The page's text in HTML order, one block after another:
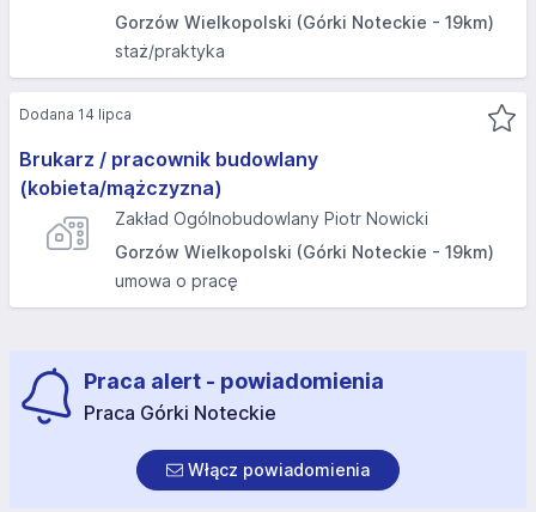
Gorzów Wielkopolski (Górki Noteckie - 19km)
staż/praktyka
Brukarz / pracownik budowlany
(kobieta/mążczyzna)
Zakład Ogólnobudowlany Piotr Nowicki
Gorzów Wielkopolski (Górki Noteckie - 19km)
umowa o pracę
Dodana 14 lipca
Praca alert - powiadomienia
Praca Górki Noteckie
Włącz powiadomienia